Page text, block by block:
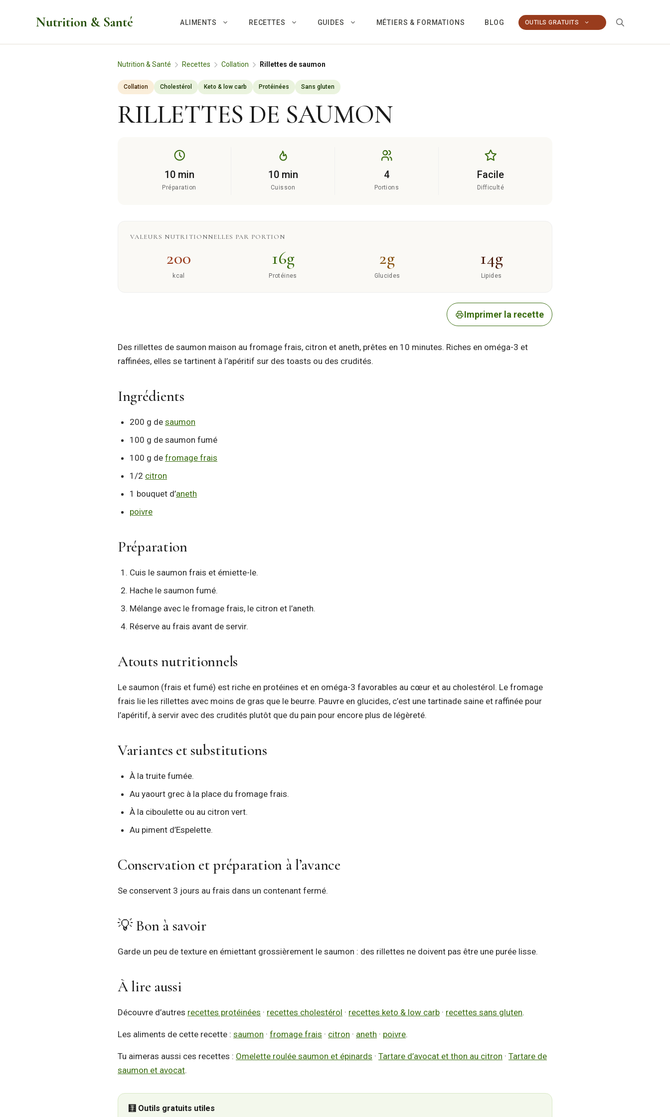
Nutrition & Santé ALIMENTS RECETTES GUIDES MÉTIERS & FORMATIONS BLOG OUTILS GRATUITS
Nutrition & Santé Recettes Collation Rillettes de saumon
Collation Cholestérol Keto & low carb Protéinées Sans gluten
RILLETTES DE SAUMON
10 min
Préparation
10 min
Cuisson
4
Portions
Facile
Difficulté
VALEURS NUTRITIONNELLES PAR PORTION
200
kcal
16g
Protéines
2g
Glucides
14g
Lipides
Imprimer la recette
Des rillettes de saumon maison au fromage frais, citron et aneth, prêtes en 10 minutes. Riches en oméga-3 et
raffinées, elles se tartinent à l’apéritif sur des toasts ou des crudités.
Ingrédients
200 g de saumon
100 g de saumon fumé
100 g de fromage frais
1/2 citron
1 bouquet d’aneth
poivre
Préparation
Cuis le saumon frais et émiette-le.
Hache le saumon fumé.
Mélange avec le fromage frais, le citron et l’aneth.
Réserve au frais avant de servir.
Atouts nutritionnels
Le saumon (frais et fumé) est riche en protéines et en oméga-3 favorables au cœur et au cholestérol. Le fromage
frais lie les rillettes avec moins de gras que le beurre. Pauvre en glucides, c’est une tartinade saine et raffinée pour
l’apéritif, à servir avec des crudités plutôt que du pain pour encore plus de légèreté.
Variantes et substitutions
À la truite fumée.
Au yaourt grec à la place du fromage frais.
À la ciboulette ou au citron vert.
Au piment d’Espelette.
Conservation et préparation à l’avance
Se conservent 3 jours au frais dans un contenant fermé.
💡 Bon à savoir
Garde un peu de texture en émiettant grossièrement le saumon : des rillettes ne doivent pas être une purée lisse.
À lire aussi
Découvre d’autres recettes protéinées · recettes cholestérol · recettes keto & low carb · recettes sans gluten.
Les aliments de cette recette : saumon · fromage frais · citron · aneth · poivre.
Tu aimeras aussi ces recettes : Omelette roulée saumon et épinards · Tartare d’avocat et thon au citron · Tartare de
saumon et avocat.
🧮 Outils gratuits utiles